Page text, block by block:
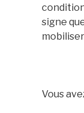
signe
Vous